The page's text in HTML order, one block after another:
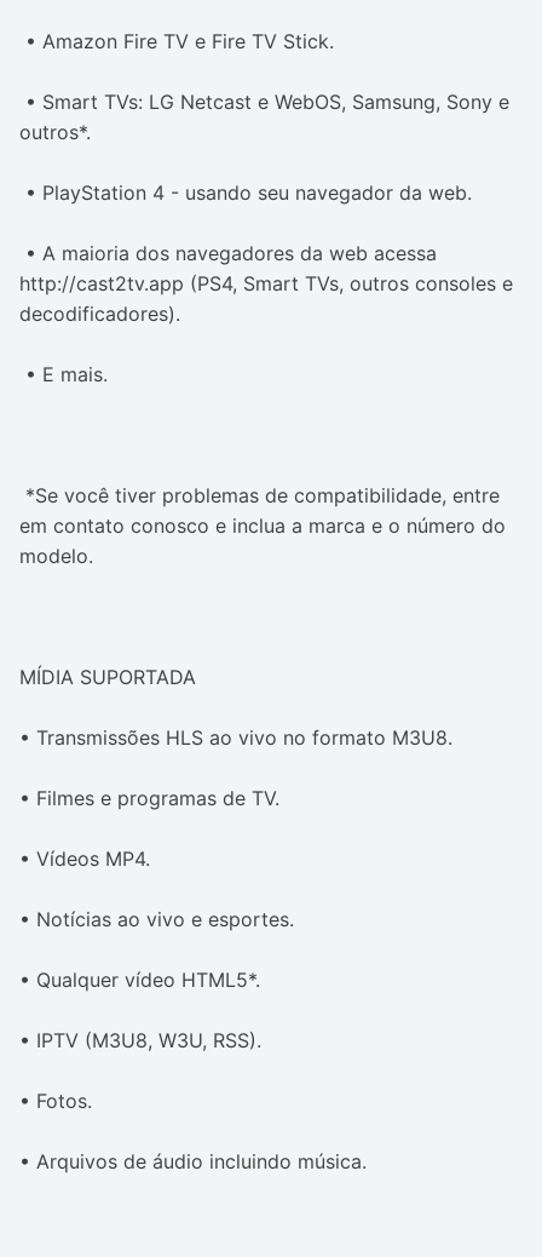
• Amazon Fire TV e Fire TV Stick.
• Smart TVs: LG Netcast e WebOS, Samsung, Sony e
outros*.
• PlayStation 4 - usando seu navegador da web.
• A maioria dos navegadores da web acessa
http://cast2tv.app (PS4, Smart TVs, outros consoles e
decodificadores).
• E mais.
*Se você tiver problemas de compatibilidade, entre
em contato conosco e inclua a marca e o número do
modelo.
MÍDIA SUPORTADA
• Transmissões HLS ao vivo no formato M3U8.
• Filmes e programas de TV.
• Vídeos MP4.
• Notícias ao vivo e esportes.
• Qualquer vídeo HTML5*.
• IPTV (M3U8, W3U, RSS).
• Fotos.
• Arquivos de áudio incluindo música.